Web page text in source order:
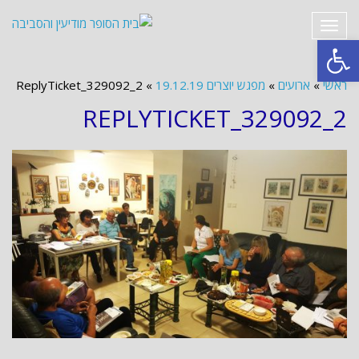
פתח סרגל נגישות
תפריט
ראשי » ארועים » מפגש יוצרים 19.12.19 »
ReplyTicket_329092_2
REPLYTICKET_329092_2